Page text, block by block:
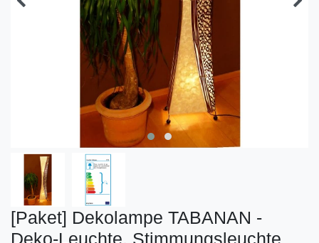
[Paket] Dekolampe TABANAN -
Deko-Leuchte, Stimmungsleuchte